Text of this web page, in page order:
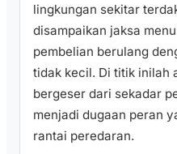
lingkungan sekitar
disampaikan jaksa
pembelian berulang
tidak kecil. Di titik inilah
bergeser dari sekadar
menjadi dugaan peran
rantai peredaran.